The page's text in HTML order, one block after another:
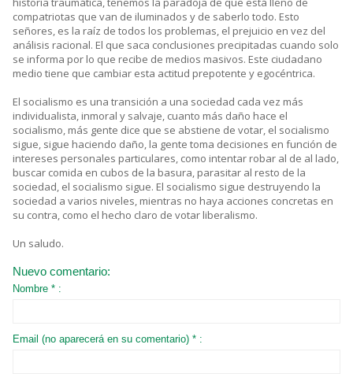
compatriotas que van de iluminados y de saberlo todo. Esto
señores, es la raíz de todos los problemas, el prejuicio en vez del
análisis racional. El que saca conclusiones precipitadas cuando solo
se informa por lo que recibe de medios masivos. Este ciudadano
medio tiene que cambiar esta actitud prepotente y egocéntrica.
El socialismo es una transición a una sociedad cada vez más
individualista, inmoral y salvaje, cuanto más daño hace el
socialismo, más gente dice que se abstiene de votar, el socialismo
sigue, sigue haciendo daño, la gente toma decisiones en función de
intereses personales particulares, como intentar robar al de al lado,
buscar comida en cubos de la basura, parasitar al resto de la
sociedad, el socialismo sigue. El socialismo sigue destruyendo la
sociedad a varios niveles, mientras no haya acciones concretas en
su contra, como el hecho claro de votar liberalismo.
Un saludo.
Nuevo comentario:
Nombre * :
Email (no aparecerá en su comentario) * :